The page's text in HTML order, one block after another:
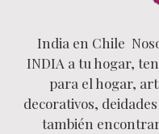
India en Chile
INDIA a tu hogar,
para el hogar,
decorativos,
también